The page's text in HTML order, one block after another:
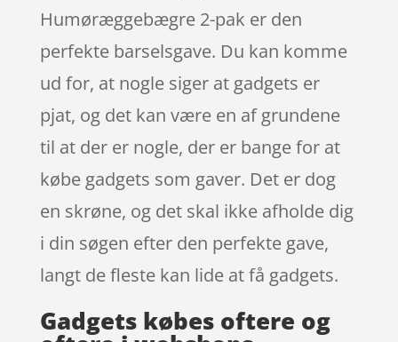
Humøræggebægre 2-pak er den
perfekte barselsgave. Du kan komme
ud for, at nogle siger at gadgets er
pjat, og det kan være en af grundene
til at der er nogle, der er bange for at
købe gadgets som gaver. Det er dog
en skrøne, og det skal ikke afholde dig
i din søgen efter den perfekte gave,
langt de fleste kan lide at få gadgets.
Gadgets købes oftere og